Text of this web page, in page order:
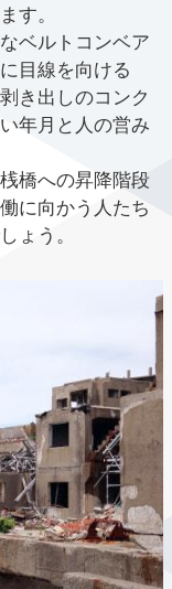
す。
ベルトコンベア
目線を向ける
き出しのコンク
年月と人の営み
橋への昇降階段
に向かう人たち
ょう。